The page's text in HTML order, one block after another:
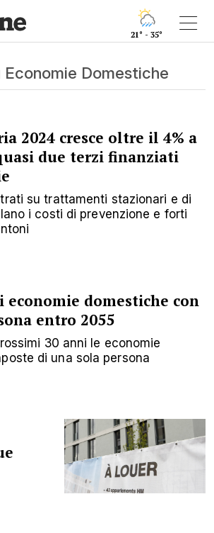
21° - 35°
Economie Domestiche
2024 cresce oltre il 4% a
due terzi finanziati
su trattamenti stazionari e di
i costi di prevenzione e forti
economie domestiche con
entro 2055
30 anni le economie
di una sola persona